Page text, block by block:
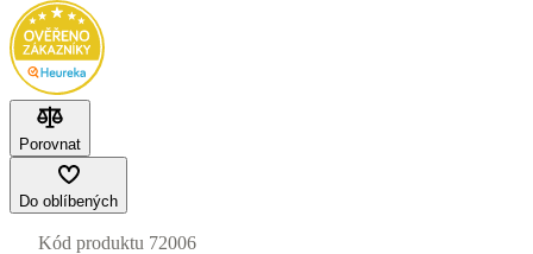
Porovnat
Do oblíbených
Kód produktu 72006